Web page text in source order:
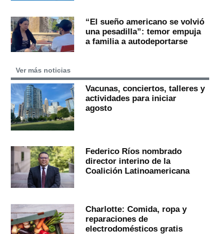
“El sueño americano se volvió
una pesadilla”: temor empuja
a familia a autodeportarse
Ver más noticias
Vacunas, conciertos, talleres y
actividades para iniciar
agosto
Federico Ríos nombrado
director interino de la
Coalición Latinoamericana
Charlotte: Comida, ropa y
reparaciones de
electrodomésticos gratis